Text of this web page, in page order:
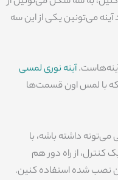
آینه می‌تونین یکی از این سه
آینه‌هاست.آینه نوری لمسی
با لمس اون قسمت‌ها
می‌تونه داشته باشه، با
از راه دور هم
نصب شده استفاده کنین.